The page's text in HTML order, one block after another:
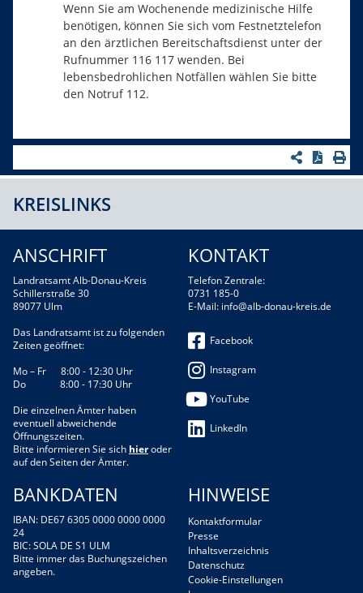
Wenn Sie am Wochenende medizinische Hilfe
benötigen, können Sie sich vom Festnetztelefon
an den ärztlichen Bereitschaftsdienst unter der
Rufnummer 116 117 wenden. Bei
lebensbedrohlichen Notfällen wählen Sie bitte
den Notruf 112.
KREISLINKS
ANSCHRIFT
Landratsamt Alb-Donau-Kreis
Schillerstraße 30
89077 Ulm
Das Landratsamt ist zu folgenden
Zeiten geöffnet:
Mo – Fr 8:00 - 12:30 Uhr
Do 8:00 - 17:30 Uhr
Die einzelnen Ämter haben
eventuell abweichende
Öffnungszeiten.
Bitte informieren Sie sich hieroder
auf den Seiten der Ämter.
KONTAKT
Telefon Zentrale:
0731 185-0
E-Mail: info@alb-donau-kreis.de
Facebook
Instagram
YouTube
LinkedIn
BANKDATEN
IBAN: DE67 6305 0000 0000 0000
24
BIC: SOLA DE S1 ULM
Bitte immer das Buchungszeichen
angeben.
HINWEISE
Kontaktformular
Presse
Inhaltsverzeichnis
Datenschutz
Cookie-Einstellungen